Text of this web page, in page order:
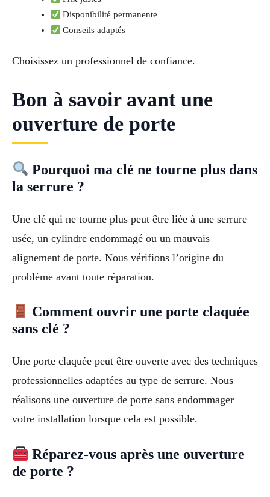
Disponibilité permanente
Conseils adaptés
Choisissez un professionnel de confiance.
Bon à savoir avant une
ouverture de porte
Pourquoi ma clé ne tourne plus dans
la serrure ?
Une clé qui ne tourne plus peut être liée à une serrure
usée, un cylindre endommagé ou un mauvais
alignement de porte. Nous vérifions l’origine du
problème avant toute réparation.
Comment ouvrir une porte claquée
sans clé ?
Une porte claquée peut être ouverte avec des techniques
professionnelles adaptées au type de serrure. Nous
réalisons une ouverture de porte sans endommager
votre installation lorsque cela est possible.
Réparez-vous après une ouverture
de porte ?